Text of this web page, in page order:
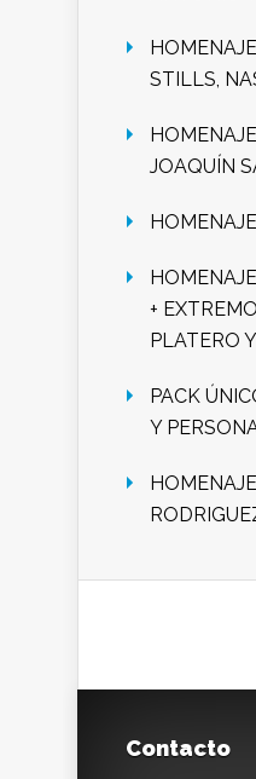
STILLS,
JOAQUÍN
+
PLATERO
PACK
Y
Contacto